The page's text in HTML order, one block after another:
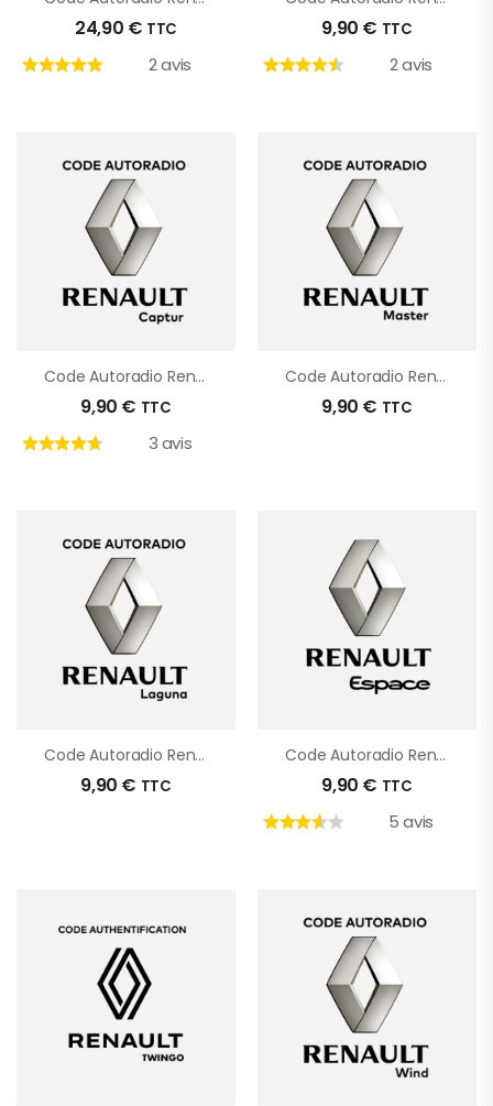
24,90 € TTC
2 avis
9,90 € TTC
2 avis
Code Autoradio Renault Captur
9,90 € TTC
3 avis
Code Autoradio Renault Master
9,90 € TTC
Code Autoradio Renault Laguna
9,90 € TTC
Code Autoradio Renault Espace
9,90 € TTC
5 avis